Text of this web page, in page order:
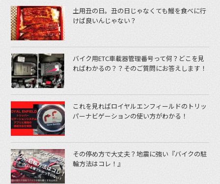
土用丑の日。丑の日じゃなくても鰻を食べに行
けば良いんじゃない？
バイク用ETC車載器管理番号って何？どこを見
ればわかるの？？そのご質問にお答えします！
これを見ればロイヤルエンフィールドのトリッ
パーナビゲーションの使い方がわかる！
その停め方で大丈夫？地震に強い『バイクの駐
輪方法はコレ！』